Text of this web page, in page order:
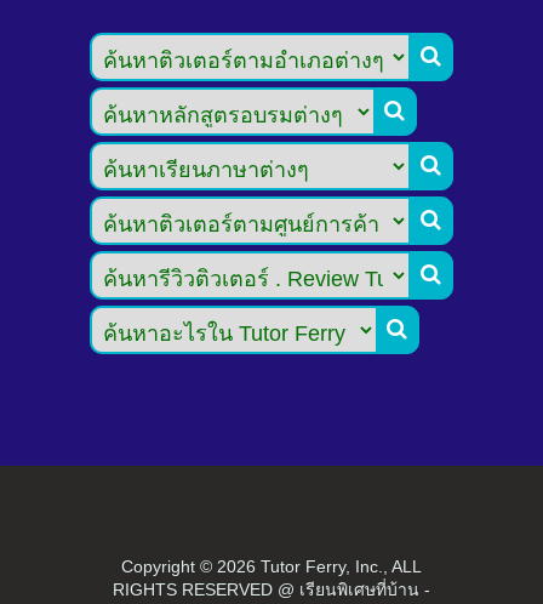






Copyright © 2026 Tutor Ferry, Inc., ALL
RIGHTS RESERVED @ เรียนพิเศษที่บ้าน -